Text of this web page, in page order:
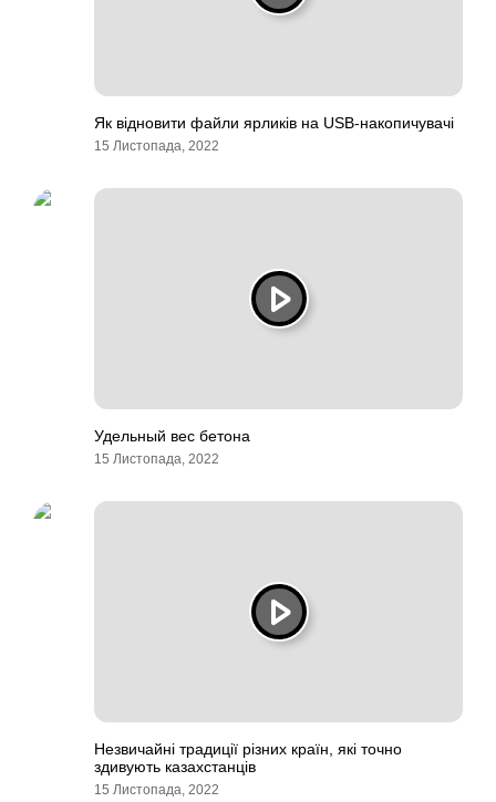
Як відновити файли ярликів на USB-накопичувачі
15 Листопада, 2022
Удельный вес бетона
15 Листопада, 2022
Незвичайні традиції різних країн, які точно
здивують казахстанців
15 Листопада, 2022